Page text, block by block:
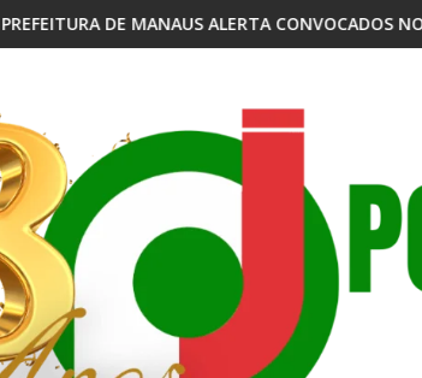
DE AGOSTO
CONVOCADOS NO PSS DA VACINAÇÃO
MPF DENUNCIA